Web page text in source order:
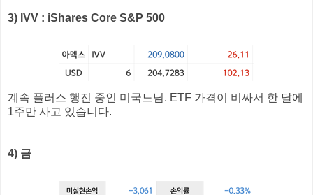
3) IVV : iShares Core S&P 500
계속 플러스 행진 중인 미국느님. ETF 가격이 비싸서 한 달에
1주만 사고 있습니다.
4) 금